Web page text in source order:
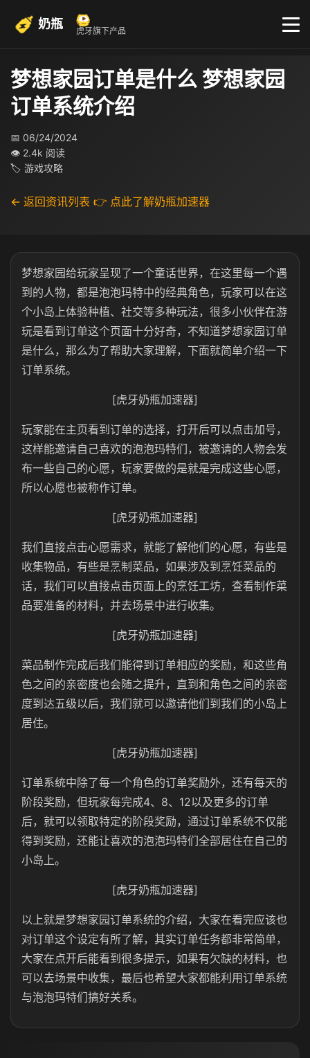
奶瓶 虎牙旗下产品
梦想家园订单是什么 梦想家园
订单系统介绍
📅 06/24/2024
👁 2.4k 阅读
🏷 游戏攻略
← 返回资讯列表 👉 点此了解奶瓶加速器
梦想家园给玩家呈现了一个童话世界，在这里每一个遇
到的人物，都是泡泡玛特中的经典角色，玩家可以在这
个小岛上体验种植、社交等多种玩法，很多小伙伴在游
玩是看到订单这个页面十分好奇，不知道梦想家园订单
是什么，那么为了帮助大家理解，下面就简单介绍一下
订单系统。
[虎牙奶瓶加速器]
玩家能在主页看到订单的选择，打开后可以点击加号，
这样能邀请自己喜欢的泡泡玛特们，被邀请的人物会发
布一些自己的心愿，玩家要做的是就是完成这些心愿，
所以心愿也被称作订单。
[虎牙奶瓶加速器]
我们直接点击心愿需求，就能了解他们的心愿，有些是
收集物品，有些是烹制菜品，如果涉及到烹饪菜品的
话，我们可以直接点击页面上的烹饪工坊，查看制作菜
品要准备的材料，并去场景中进行收集。
[虎牙奶瓶加速器]
菜品制作完成后我们能得到订单相应的奖励，和这些角
色之间的亲密度也会随之提升，直到和角色之间的亲密
度到达五级以后，我们就可以邀请他们到我们的小岛上
居住。
[虎牙奶瓶加速器]
订单系统中除了每一个角色的订单奖励外，还有每天的
阶段奖励，但玩家每完成4、8、12以及更多的订单
后，就可以领取特定的阶段奖励，通过订单系统不仅能
得到奖励，还能让喜欢的泡泡玛特们全部居住在自己的
小岛上。
[虎牙奶瓶加速器]
以上就是梦想家园订单系统的介绍，大家在看完应该也
对订单这个设定有所了解，其实订单任务都非常简单，
大家在点开后能看到很多提示，如果有欠缺的材料，也
可以去场景中收集，最后也希望大家都能利用订单系统
与泡泡玛特们搞好关系。